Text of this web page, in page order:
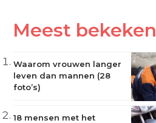
Meest bekeken
Waarom vrouwen langer
leven dan mannen (28
foto’s)
18 mensen met het